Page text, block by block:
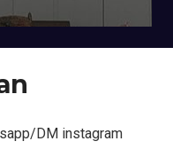
DM instagram